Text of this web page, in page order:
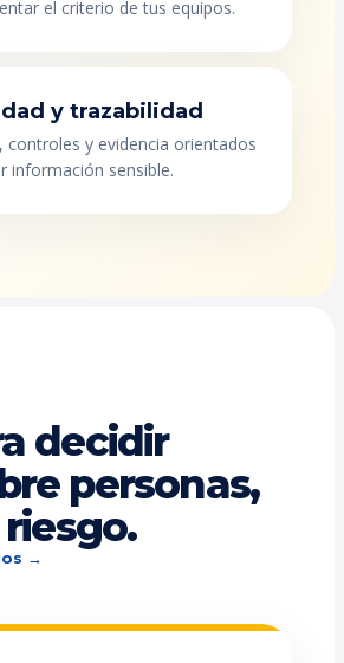
el criterio de tus equipos.
y trazabilidad
controles y evidencia orientados
información sensible.
decidir
personas,
→